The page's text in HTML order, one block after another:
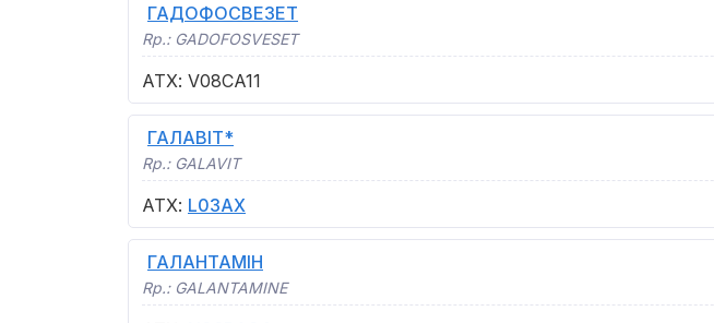
ГАДОФОСВЕЗЕТ
Rp.: GADOFOSVESET
АТХ: V08CA11
ГАЛАВІТ*
Rp.: GALAVIT
АТХ: L03AX
ГАЛАНТАМІН
Rp.: GALANTAMINE